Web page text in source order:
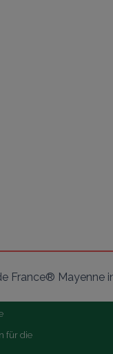
France® Mayenne
für die